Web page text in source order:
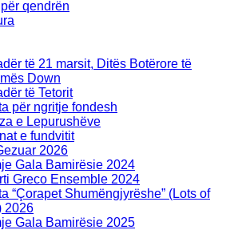
qendrën
të 21 marsit, Ditës Botërore të
Down
të Tetorit
për ngritje fondesh
e Lepurushëve
e fundvitit
2026
Gala Bamirësie 2024
Greco Ensemble 2024
“Çorapet Shumëngjyrëshe” (Lots of
2026
Gala Bamirësie 2025